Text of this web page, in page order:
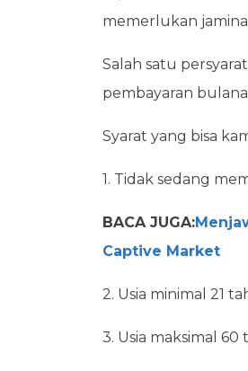
memerlukan
Salah satu
pembayaran
Syarat yang bisa
1. Tidak sedang
BACA JUGA:
Captive Market
2. Usia minimal 21
3. Usia maksimal